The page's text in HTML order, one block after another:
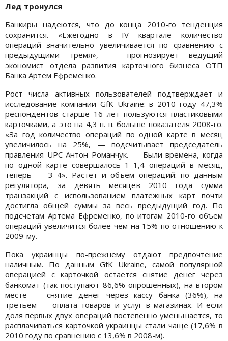
Лед тронулся
Банкиры надеются, что до конца 2010-го тенденция
сохранится. «Ежегодно в IV квартале количество
операций значительно увеличивается по сравнению с
предыдущими тремя», — прогнозирует ведущий
экономист отдела развития карточного бизнеса ОТП
Банка Артем Ефременко.
Рост числа активных пользователей подтверждает и
исследование компании GfK Ukraine: в 2010 году 47,3%
респондентов старше 16 лет пользуются пластиковыми
карточками, а это на 4,3 п. п. больше показателя 2008-го.
«За год количество операций по одной карте в месяц
увеличилось на 25%, — подсчитывает председатель
правления UPC Антон Романчук. — Были времена, когда
по одной карте совершалось 1–1,4 операций в месяц,
теперь — 3–4». Растет и объем операций: по данным
регулятора, за девять месяцев 2010 года сумма
транзакций с использованием платежных карт почти
достигла общей суммы за весь предыдущий год. По
подсчетам Артема Ефременко, по итогам 2010-го объем
операций увеличится более чем на 15% по отношению к
2009-му.
Пока украинцы по-прежнему отдают предпочтение
наличным. По данным GfK Ukraine, самой популярной
операцией с карточкой остается снятие денег через
банкомат (так поступают 86,6% опрошенных), на втором
месте — снятие денег через кассу банка (36%), на
третьем — оплата товаров и услуг в магазинах. И если
доля первых двух операций постепенно уменьшается, то
расплачиваться карточкой украинцы стали чаще (17,6% в
2010 году по сравнению с 13,6% в 2008-м).